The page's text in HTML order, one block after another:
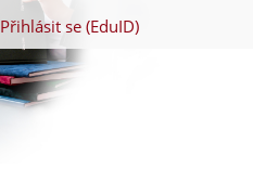
Přihlásit se (EduID)